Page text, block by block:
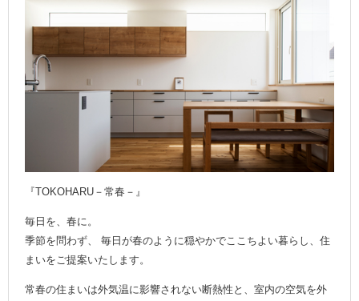
『TOKOHARU－常春－』
毎日を、春に。
季節を問わず、 毎日が春のように穏やかでここちよい暮らし、住
まいをご提案いたします。
常春の住まいは外気温に影響されない断熱性と、室内の空気を外